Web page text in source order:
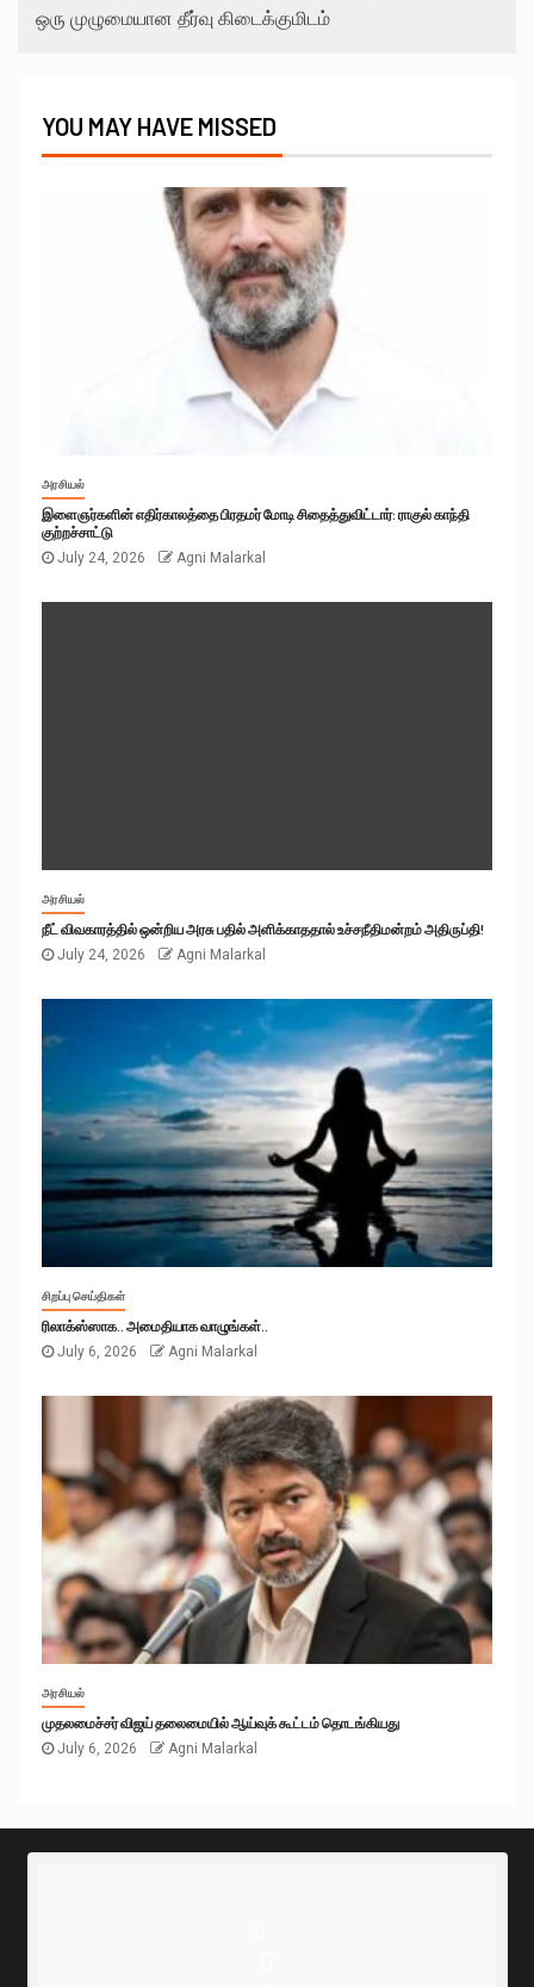
ஒரு முழுமையான தீர்வு கிடைக்குமிடம்
YOU MAY HAVE MISSED
அரசியல்
இளைஞர்களின் எதிர்காலத்தை பிரதமர் மோடி சிதைத்துவிட்டார்: ராகுல் காந்தி
குற்றச்சாட்டு
July 24, 2026
Agni Malarkal
அரசியல்
நீட் விவகாரத்தில் ஒன்றிய அரசு பதில் அளிக்காததால் உச்சநீதிமன்றம் அதிருப்தி!
July 24, 2026
Agni Malarkal
சிறப்பு செய்திகள்
ரிலாக்ஸ்ஸாக.. அமைதியாக வாழுங்கள்..
July 6, 2026
Agni Malarkal
அரசியல்
முதலமைச்சர் விஜய் தலைமையில் ஆய்வுக் கூட்டம் தொடங்கியது
July 6, 2026
Agni Malarkal